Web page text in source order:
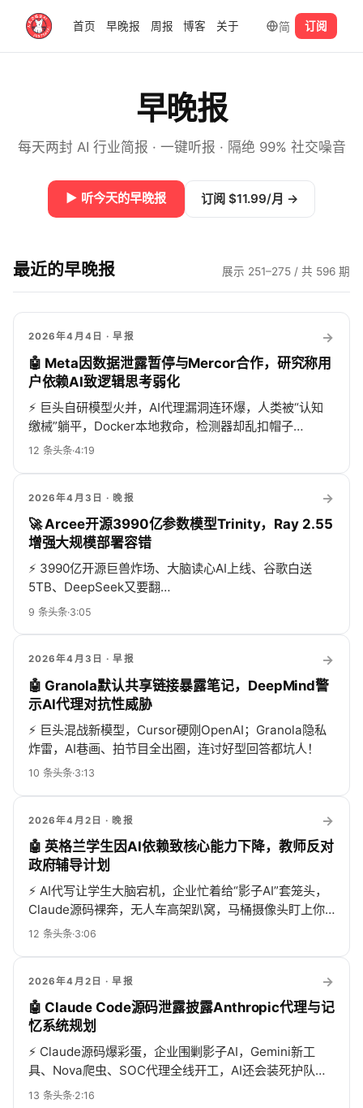
首页 早晚报 周报 博客 关于 简 订阅
早晚报
每天两封 AI 行业简报 · 一键听报 · 隔绝 99% 社交噪音
▶ 听今天的早晚报 订阅 $11.99/月 →
最近的早晚报 展示 251–275 / 共 596 期
2026年4月4日 · 早报
→
🤖 Meta因数据泄露暂停与Mercor合作，研究称用
户依赖AI致逻辑思考弱化
⚡ 巨头自研模型火并，AI代理漏洞连环爆，人类被“认知
缴械”躺平，Docker本地救命，检测器却乱扣帽子…
12 条头条·4:19
2026年4月3日 · 晚报
→
🚀 Arcee开源3990亿参数模型Trinity，Ray 2.55
增强大规模部署容错
⚡ 3990亿开源巨兽炸场、大脑读心AI上线、谷歌白送
5TB、DeepSeek又要翻…
9 条头条·3:05
2026年4月3日 · 早报
→
🤖 Granola默认共享链接暴露笔记，DeepMind警
示AI代理对抗性威胁
⚡ 巨头混战新模型，Cursor硬刚OpenAI；Granola隐私
炸雷，AI巷画、拍节目全出圈，连讨好型回答都坑人！
10 条头条·3:13
2026年4月2日 · 晚报
→
🤖 英格兰学生因AI依赖致核心能力下降，教师反对
政府辅导计划
⚡ AI代写让学生大脑宕机，企业忙着给“影子AI”套笼头，
Claude源码裸奔，无人车高架趴窝，马桶摄像头盯上你
的便便…
12 条头条·3:06
2026年4月2日 · 早报
→
🤖 Claude Code源码泄露披露Anthropic代理与记
忆系统规划
⚡ Claude源码爆彩蛋，企业围剿影子AI，Gemini新工
具、Nova爬虫、SOC代理全线开工，AI还会装死护队
友，瑞士官怼Grok，好莱坞继续嗨！
13 条头条·2:16